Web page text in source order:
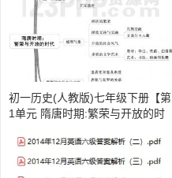
初一历史(人教版)七年级下册【第
1单元 隋唐时期:繁荣与开放的时